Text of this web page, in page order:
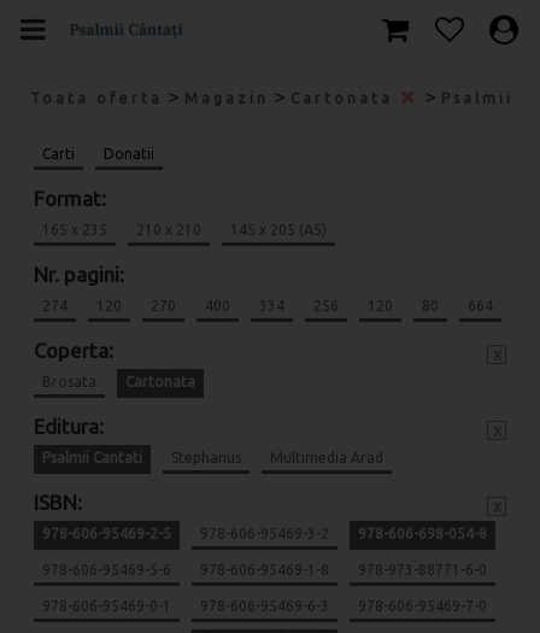
Toata oferta > Magazin > Cartonata > Psalmii
Carti Donatii
Format:
165 x 235 210 x 210 145 x 205 (A5)
Nr. pagini:
274 120 270 400 334 256 120 80 664
Coperta:
Brosata Cartonata
Editura:
Psalmii Cantati Stephanus Multimedia Arad
ISBN:
978-606-95469-2-5 978-606-95469-3-2 978-606-698-054-8
978-606-95469-5-6 978-606-95469-1-8 978-973-88771-6-0
978-606-95469-0-1 978-606-95469-6-3 978-606-95469-7-0